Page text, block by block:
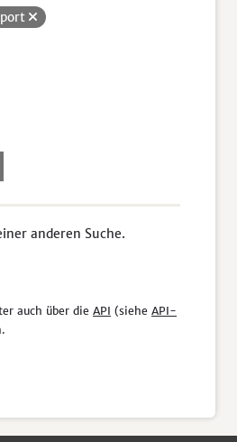
anderen Suche.
auch über die API (siehe API-